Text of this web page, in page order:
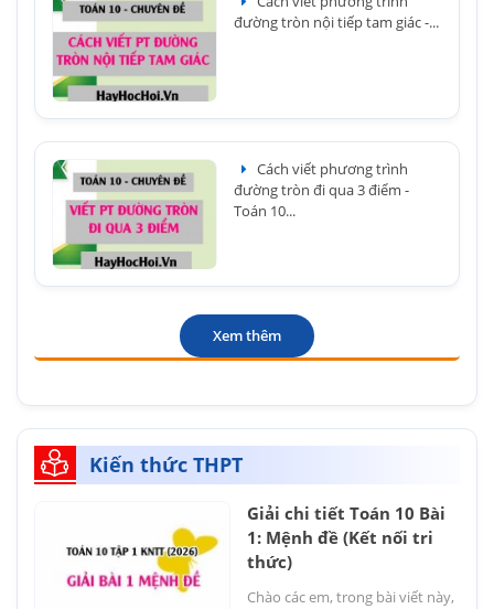
đường tròn nội tiếp tam giác -...
Cách viết phương trình
đường tròn đi qua 3 điểm -
Toán 10...
Xem thêm
Kiến thức THPT
Giải chi tiết Toán 10 Bài
1: Mệnh đề (Kết nối tri
thức)
Chào các em, trong bài viết này,